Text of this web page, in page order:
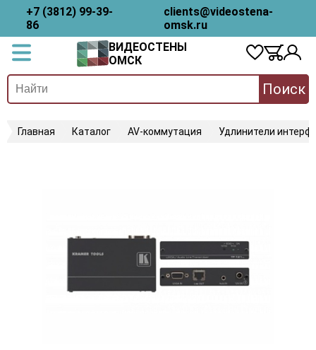
+7 (3812) 99-39-
86
clients@videostena-
omsk.ru
ВИДЕОСТЕНЫ
ОМСК
Поиск
Главная Каталог AV-коммутация Удлинители